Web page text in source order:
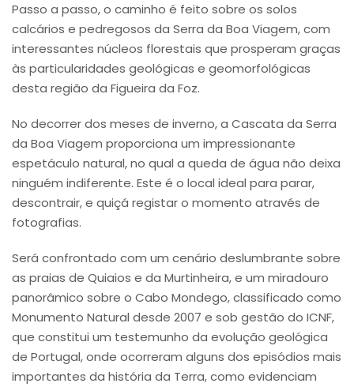
Passo a passo, o caminho é feito sobre os solos
calcários e pedregosos da Serra da Boa Viagem, com
interessantes núcleos florestais que prosperam graças
às particularidades geológicas e geomorfológicas
desta região da Figueira da Foz.
No decorrer dos meses de inverno, a Cascata da Serra
da Boa Viagem proporciona um impressionante
espetáculo natural, no qual a queda de água não deixa
ninguém indiferente. Este é o local ideal para parar,
descontrair, e quiçá registar o momento através de
fotografias.
Será confrontado com um cenário deslumbrante sobre
as praias de Quiaios e da Murtinheira, e um miradouro
panorâmico sobre o Cabo Mondego, classificado como
Monumento Natural desde 2007 e sob gestão do ICNF,
que constitui um testemunho da evolução geológica
de Portugal, onde ocorreram alguns dos episódios mais
importantes da história da Terra, como evidenciam